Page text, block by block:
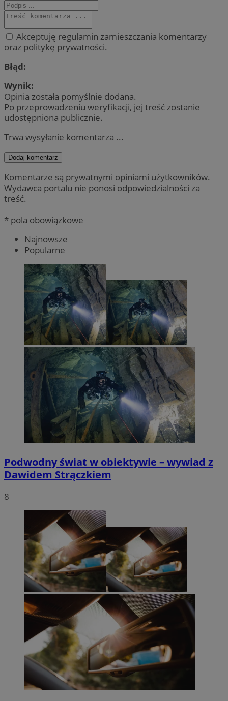
Akceptuję regulamin zamieszczania komentarzy
oraz politykę prywatności.
Błąd:
Wynik:
Opinia została pomyślnie dodana.
Po przeprowadzeniu weryfikacji, jej treść zostanie
udostępniona publicznie.
Trwa wysyłanie komentarza ...
Dodaj komentarz
Komentarze są prywatnymi opiniami użytkowników.
Wydawca portalu nie ponosi odpowiedzialności za
treść.
* pola obowiązkowe
Najnowsze
Popularne
Podwodny świat w obiektywie – wywiad z
Dawidem Strączkiem
8